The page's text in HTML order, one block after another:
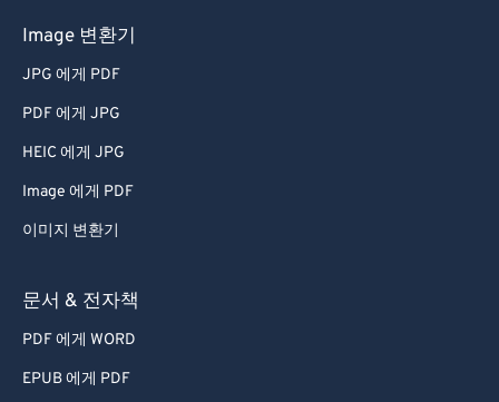
Image 변환기
JPG 에게 PDF
PDF 에게 JPG
HEIC 에게 JPG
Image 에게 PDF
이미지 변환기
문서 & 전자책
PDF 에게 WORD
EPUB 에게 PDF